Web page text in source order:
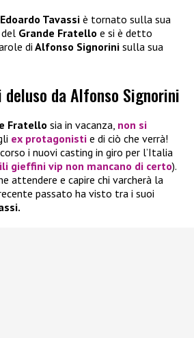
Edoardo Tavassi è tornato sulla sua
Grande Fratello e si è detto
di Alfonso Signorini sulla sua
deluso da Alfonso Signorini
Fratello sia in vacanza, non si
ex protagonisti e di ciò che verrà!
i nuovi casting in giro per l’Italia
gieffini vip non mancano di certo).
attendere e capire chi varcherà la
passato ha visto tra i suoi